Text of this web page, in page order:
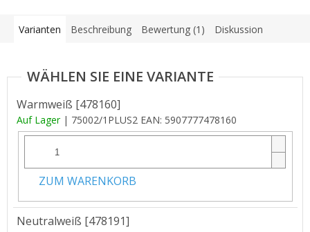
Varianten Beschreibung Bewertung (1) Diskussion
Warmweiß [478160]
Auf Lager | 75002/1PLUS2 EAN: 5907777478160
ZUM WARENKORB
Neutralweiß [478191]